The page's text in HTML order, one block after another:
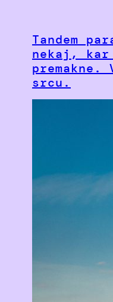
Tandem
nekaj,
srcu.